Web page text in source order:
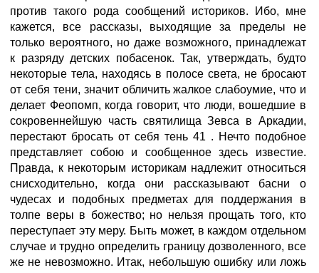
против такого рода сообщений историков. Ибо, мне
кажется, все рассказы, выходящие за пределы не
только вероятного, но даже возможного, принадлежат
к разряду детских побасенок. Так, утверждать, будто
некоторые тела, находясь в полосе света, не бросают
от себя тени, значит обличить жалкое слабоумие, что и
делает Феопомп, когда говорит, что люди, вошедшие в
сокровеннейшую часть святилища Зевса в Аркадии,
перестают бросать от себя тень 41 . Нечто подобное
представляет собою и сообщенное здесь известие.
Правда, к некоторым историкам надлежит относиться
снисходительно, когда они рассказывают басни о
чудесах и подобных предметах для поддержания в
толпе веры в божество; но нельзя прощать того, кто
переступает эту меру. Быть может, в каждом отдельном
случае и трудно определить границу дозволенного, все
же не невозможно. Итак, небольшую ошибку или ложь